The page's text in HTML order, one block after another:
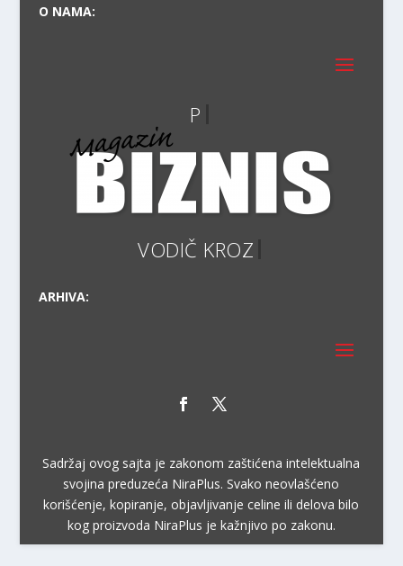
O NAMA:
ARHIVA:
Sadržaj ovog sajta je zakonom zaštićena intelektualna
svojina preduzeća NiraPlus. Svako neovlašćeno
korišćenje, kopiranje, objavljivanje celine ili delova bilo
kog proizvoda NiraPlus je kažnjivo po zakonu.